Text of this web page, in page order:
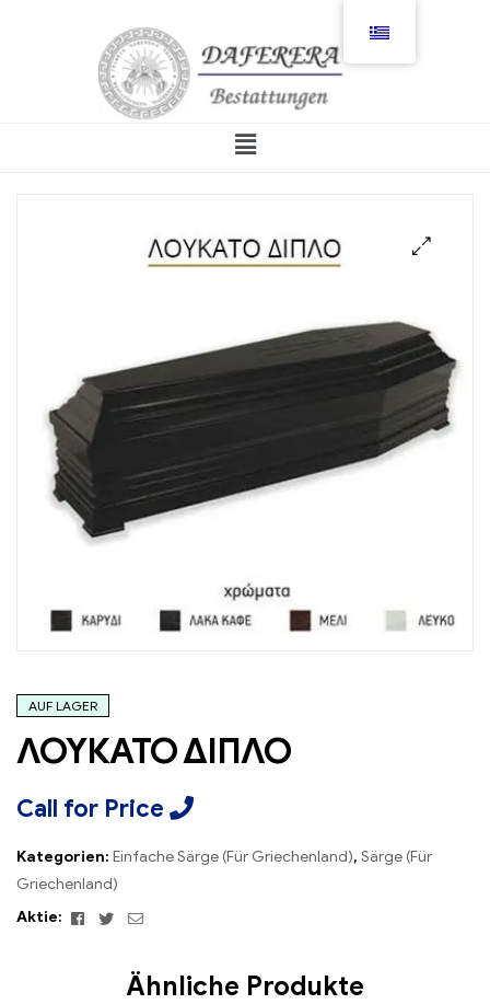
AUF LAGER
ΛΟΥΚΑΤΟ ΔΙΠΛΟ
Call for Price
Kategorien: Einfache Särge (Für Griechenland), Särge (Für
Griechenland)
Aktie:
Facebook
TwitterEmail
Ähnliche Produkte